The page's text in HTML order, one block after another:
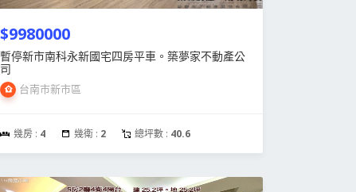
$9980000
暫停新市南科永新國宅四房平車。築夢家不動產公
司
台南市新市區
幾房 : 4 幾衛 : 2 總坪數 : 40.6